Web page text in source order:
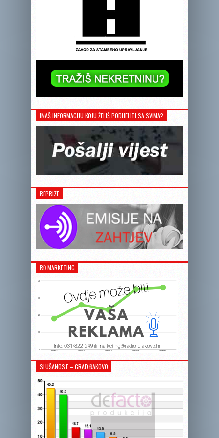
IMAŠ INFORMACIJU KOJU ŽELIŠ PODIJELITI SA SVIMA?
REPRIZE
RĐ MARKETING
SLUŠANOST – GRAD ĐAKOVO